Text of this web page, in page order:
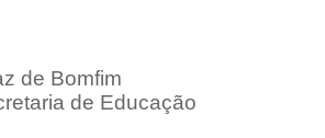
de Bomfim
de Educação